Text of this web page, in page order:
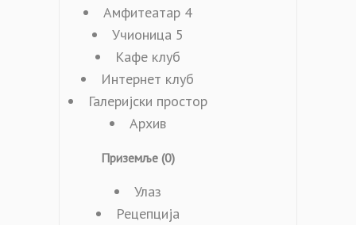
Амфитеатар 4
Учионица 5
Кафе клуб
Интернет клуб
Галеријски простор
Архив
Приземље (0)
Улаз
Рецепција